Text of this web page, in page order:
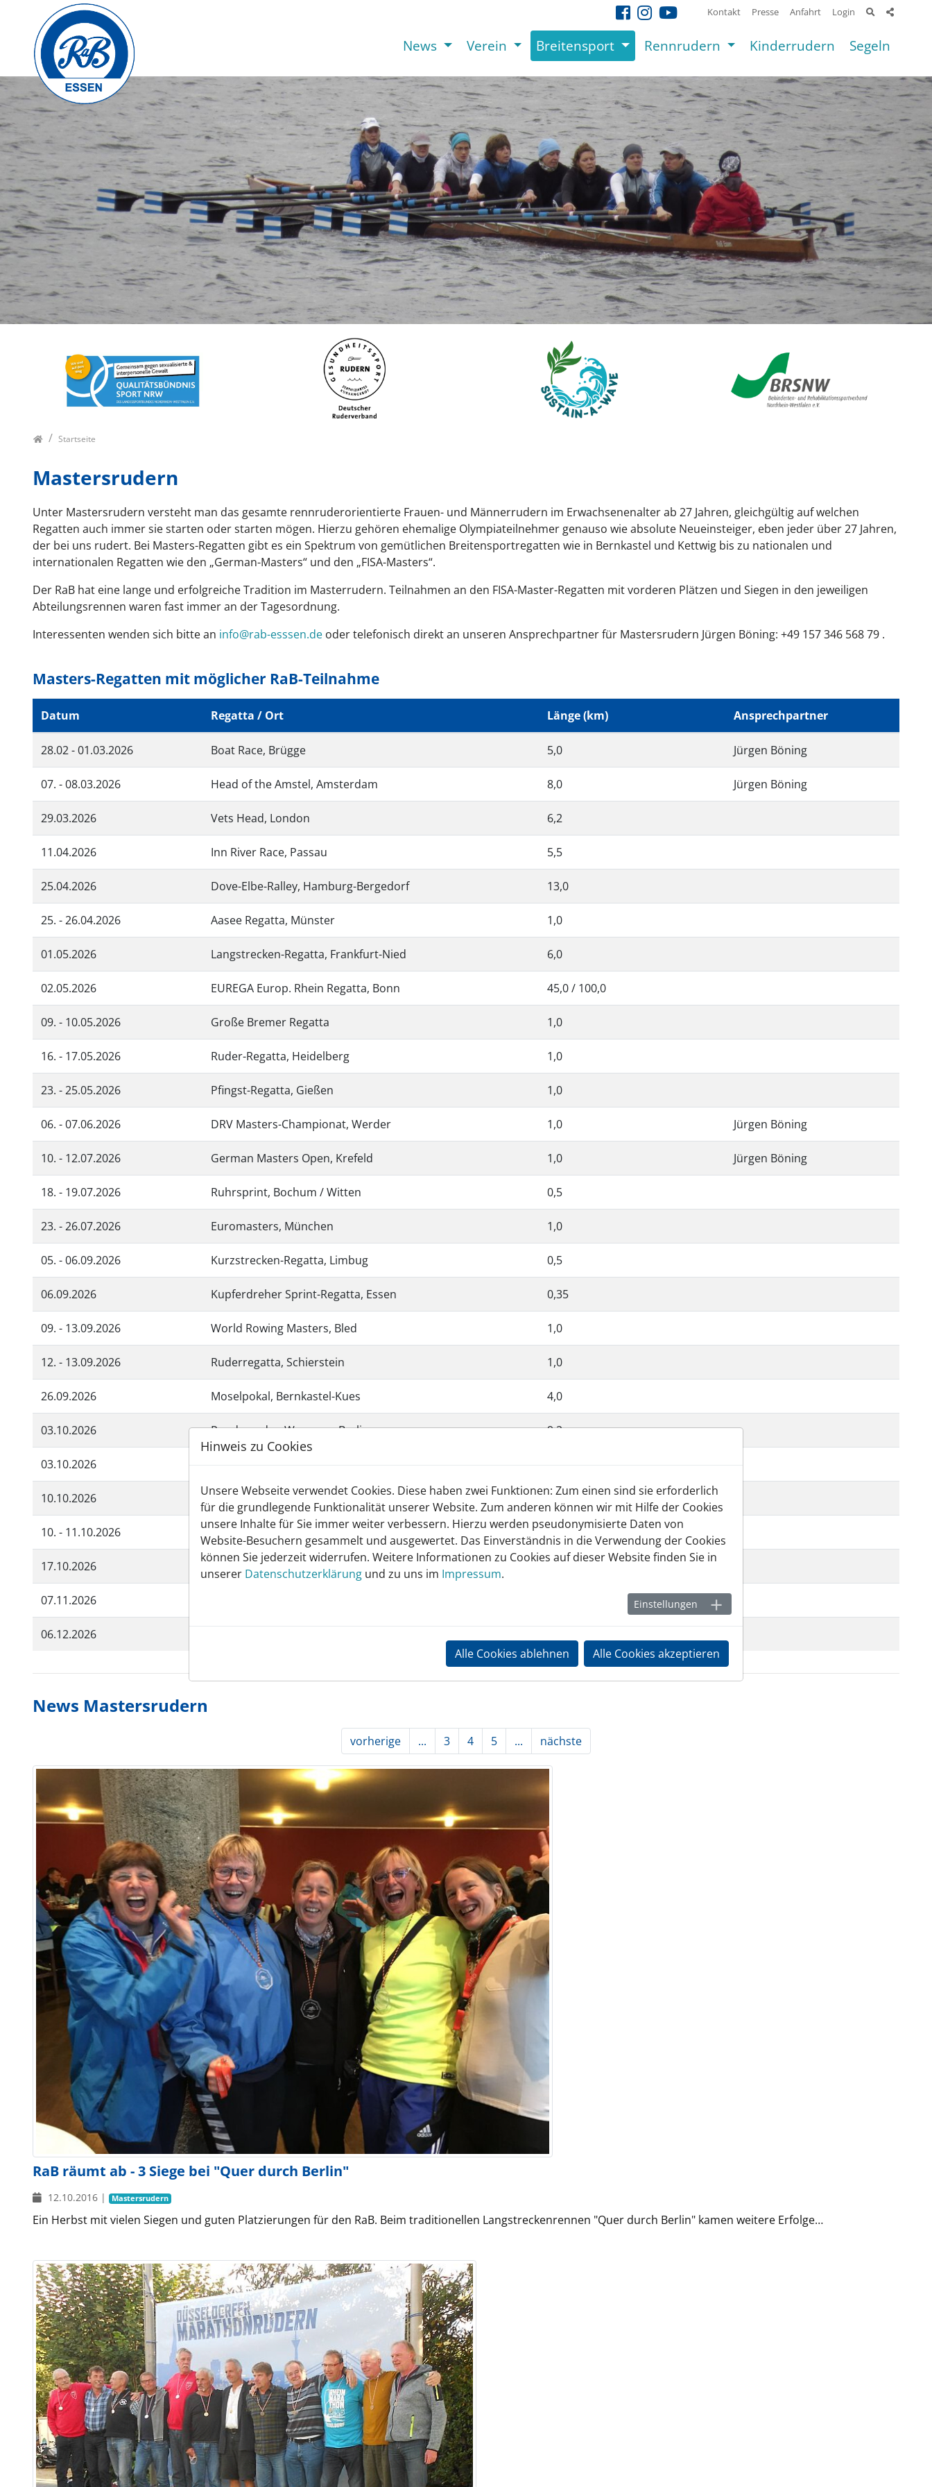
Kontakt Presse Anfahrt Login
News Verein Breitensport Rennrudern Kinderrudern Segeln
Startseite
Mastersrudern
Unter Mastersrudern versteht man das gesamte rennruderorientierte Frauen- und Männerrudern im Erwachsenenalter ab 27 Jahren, gleichgültig auf welchen
Regatten auch immer sie starten oder starten mögen. Hierzu gehören ehemalige Olympiateilnehmer genauso wie absolute Neueinsteiger, eben jeder über 27 Jahren,
der bei uns rudert. Bei Masters-Regatten gibt es ein Spektrum von gemütlichen Breitensportregatten wie in Bernkastel und Kettwig bis zu nationalen und
internationalen Regatten wie den „German-Masters“ und den „FISA-Masters“.
Der RaB hat eine lange und erfolgreiche Tradition im Masterrudern. Teilnahmen an den FISA-Master-Regatten mit vorderen Plätzen und Siegen in den jeweiligen
Abteilungsrennen waren fast immer an der Tagesordnung.
Interessenten wenden sich bitte an info@rab-esssen.de oder telefonisch direkt an unseren Ansprechpartner für Mastersrudern Jürgen Böning: +49 157 346 568 79 .
Masters-Regatten mit möglicher RaB-Teilnahme
Datum Regatta / Ort Länge (km) Ansprechpartner
28.02 - 01.03.2026 Boat Race, Brügge 5,0 Jürgen Böning
07. - 08.03.2026 Head of the Amstel, Amsterdam 8,0 Jürgen Böning
29.03.2026 Vets Head, London 6,2
11.04.2026 Inn River Race, Passau 5,5
25.04.2026 Dove-Elbe-Ralley, Hamburg-Bergedorf 13,0
25. - 26.04.2026 Aasee Regatta, Münster 1,0
01.05.2026 Langstrecken-Regatta, Frankfurt-Nied 6,0
02.05.2026 EUREGA Europ. Rhein Regatta, Bonn 45,0 / 100,0
09. - 10.05.2026 Große Bremer Regatta 1,0
16. - 17.05.2026 Ruder-Regatta, Heidelberg 1,0
23. - 25.05.2026 Pfingst-Regatta, Gießen 1,0
06. - 07.06.2026 DRV Masters-Championat, Werder 1,0 Jürgen Böning
10. - 12.07.2026 German Masters Open, Krefeld 1,0 Jürgen Böning
18. - 19.07.2026 Ruhrsprint, Bochum / Witten 0,5
23. - 26.07.2026 Euromasters, München 1,0
05. - 06.09.2026 Kurzstrecken-Regatta, Limbug 0,5
06.09.2026 Kupferdreher Sprint-Regatta, Essen 0,35
09. - 13.09.2026 World Rowing Masters, Bled 1,0
12. - 13.09.2026 Ruderregatta, Schierstein 1,0
26.09.2026 Moselpokal, Bernkastel-Kues 4,0
03.10.2026 Rund um den Wannsee, Berlin 9,2
03.10.2026
10.10.2026 Quer durch Berlin 7,0
10. - 11.10.2026 Kettwiger Herbst-Cup, Essen 0,25 / 0,75 / 2,0 / 4,0
17.10.2026 RaB-Langstreckenregatta, Essen 10,0
07.11.2026
06.12.2026
News Mastersrudern
vorherige ... 3 4 5 ... nächste
RaB räumt ab - 3 Siege bei "Quer durch Berlin"
12.10.2016 | Mastersrudern
Ein Herbst mit vielen Siegen und guten Platzierungen für den RaB. Beim traditionellen Langstreckenrennen "Quer durch Berlin" kamen weitere Erfolge…
Hinweis zu Cookies
Unsere Webseite verwendet Cookies. Diese haben zwei Funktionen: Zum einen sind sie erforderlich
für die grundlegende Funktionalität unserer Website. Zum anderen können wir mit Hilfe der Cookies
unsere Inhalte für Sie immer weiter verbessern. Hierzu werden pseudonymisierte Daten von
Website-Besuchern gesammelt und ausgewertet. Das Einverständnis in die Verwendung der Cookies
können Sie jederzeit widerrufen. Weitere Informationen zu Cookies auf dieser Website finden Sie in
unserer Datenschutzerklärung und zu uns im Impressum.
Einstellungen
Alle Cookies ablehnen Alle Cookies akzeptieren